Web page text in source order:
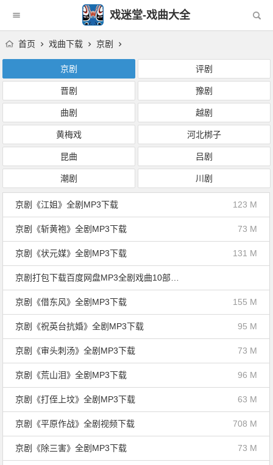
戏迷堂-戏曲大全
首页 戏曲下载 京剧
京剧 评剧
晋剧 豫剧
曲剧 越剧
黄梅戏 河北梆子
昆曲 吕剧
潮剧 川剧
123 M
京剧《江姐》全剧MP3下载
73 M
京剧《斩黄袍》全剧MP3下载
131 M
京剧《状元媒》全剧MP3下载
155 M
京剧《借东风》全剧MP3下载
95 M
京剧《祝英台抗婚》全剧MP3下载
73 M
京剧《审头刺汤》全剧MP3下载
96 M
京剧《荒山泪》全剧MP3下载
63 M
京剧《打侄上坟》全剧MP3下载
708 M
京剧《平原作战》全剧视频下载
73 M
京剧《除三害》全剧MP3下载